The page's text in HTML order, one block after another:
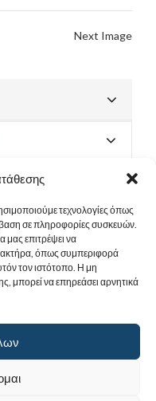
τεχνολογίες όπως
σε πληροφορίες συσκευών.
μας επιτρέψει να
όπως συμπεριφορά
τον ιστότοπο. Η μη
μπορεί να επηρεάσει αρνητικά
Next Image
|